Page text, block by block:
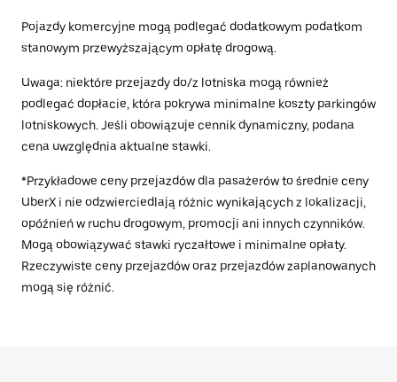
Pojazdy komercyjne mogą podlegać dodatkowym podatkom
stanowym przewyższającym opłatę drogową.
Uwaga: niektóre przejazdy do/z lotniska mogą również
podlegać dopłacie, która pokrywa minimalne koszty parkingów
lotniskowych. Jeśli obowiązuje cennik dynamiczny, podana
cena uwzględnia aktualne stawki.
*Przykładowe ceny przejazdów dla pasażerów to średnie ceny
UberX i nie odzwierciedlają różnic wynikających z lokalizacji,
opóźnień w ruchu drogowym, promocji ani innych czynników.
Mogą obowiązywać stawki ryczałtowe i minimalne opłaty.
Rzeczywiste ceny przejazdów oraz przejazdów zaplanowanych
mogą się różnić.